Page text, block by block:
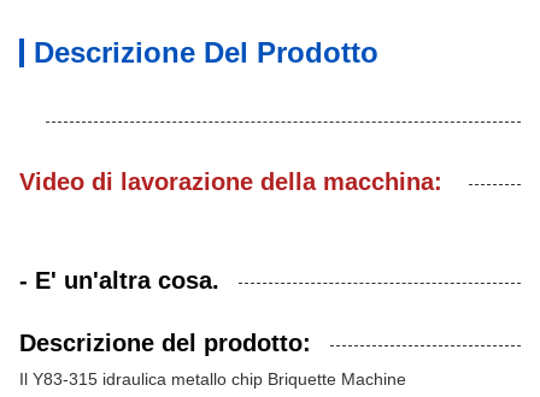
Descrizione Del Prodotto
Video di lavorazione della macchina:
- E' un'altra cosa.
Descrizione del prodotto:
Il Y83-315 idraulica metallo chip Briquette Machine